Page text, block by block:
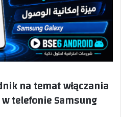
na temat włączania
telefonie Samsung